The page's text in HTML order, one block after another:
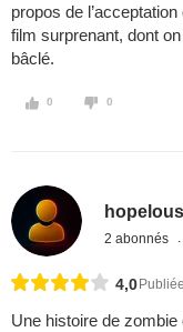
propos de
film surprenant, dont
bâclé.
0 0
2 abonnés
4,0
Une histoire de